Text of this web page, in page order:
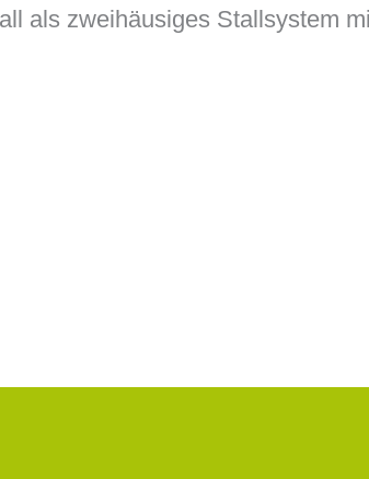
als zweihäusiges Stallsystem